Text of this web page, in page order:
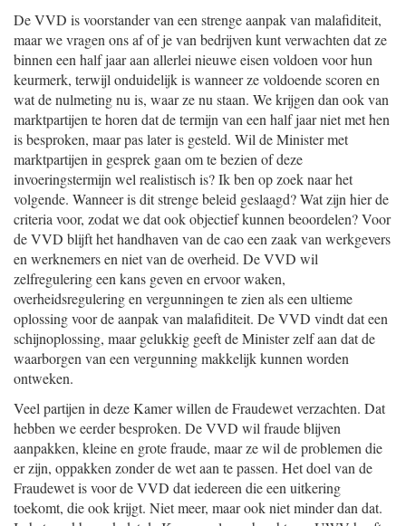
De VVD is voorstander van een strenge aanpak van malafiditeit,
maar we vragen ons af of je van bedrijven kunt verwachten dat ze
binnen een half jaar aan allerlei nieuwe eisen voldoen voor hun
keurmerk, terwijl onduidelijk is wanneer ze voldoende scoren en
wat de nulmeting nu is, waar ze nu staan. We krijgen dan ook van
marktpartijen te horen dat de termijn van een half jaar niet met hen
is besproken, maar pas later is gesteld. Wil de Minister met
marktpartijen in gesprek gaan om te bezien of deze
invoeringstermijn wel realistisch is? Ik ben op zoek naar het
volgende. Wanneer is dit strenge beleid geslaagd? Wat zijn hier de
criteria voor, zodat we dat ook objectief kunnen beoordelen? Voor
de VVD blijft het handhaven van de cao een zaak van werkgevers
en werknemers en niet van de overheid. De VVD wil
zelfregulering een kans geven en ervoor waken,
overheidsregulering en vergunningen te zien als een ultieme
oplossing voor de aanpak van malafiditeit. De VVD vindt dat een
schijnoplossing, maar gelukkig geeft de Minister zelf aan dat de
waarborgen van een vergunning makkelijk kunnen worden
ontweken.
Veel partijen in deze Kamer willen de Fraudewet verzachten. Dat
hebben we eerder besproken. De VVD wil fraude blijven
aanpakken, kleine en grote fraude, maar ze wil de problemen die
er zijn, oppakken zonder de wet aan te passen. Het doel van de
Fraudewet is voor de VVD dat iedereen die een uitkering
toekomt, die ook krijgt. Niet meer, maar ook niet minder dan dat.